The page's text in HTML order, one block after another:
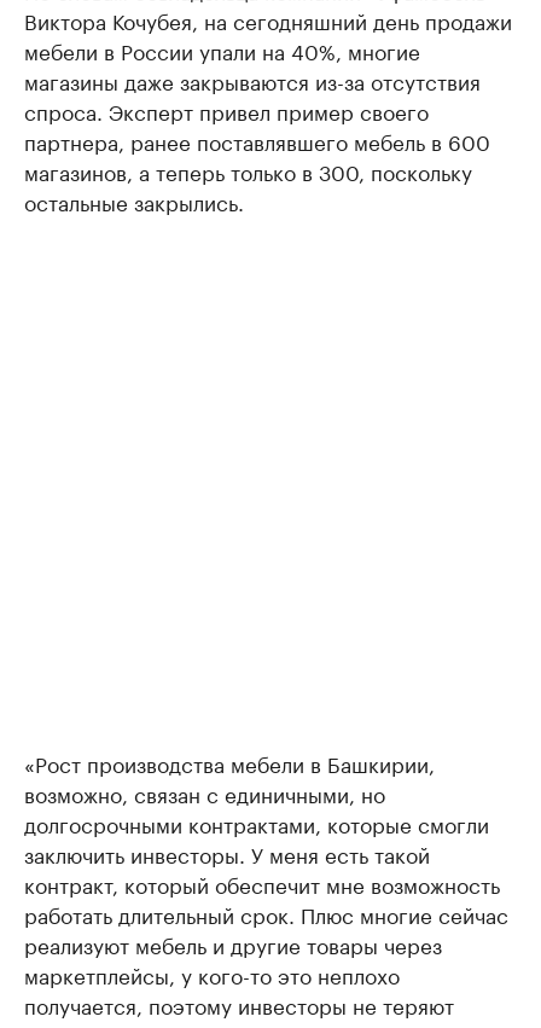
Виктора Кочубея, на сегодняшний день продажи
мебели в России упали на 40%, многие
магазины даже закрываются из-за отсутствия
спроса. Эксперт привел пример своего
партнера, ранее поставлявшего мебель в 600
магазинов, а теперь только в 300, поскольку
остальные закрылись.
«Рост производства мебели в Башкирии,
возможно, связан с единичными, но
долгосрочными контрактами, которые смогли
заключить инвесторы. У меня есть такой
контракт, который обеспечит мне возможность
работать длительный срок. Плюс многие сейчас
реализуют мебель и другие товары через
маркетплейсы, у кого-то это неплохо
получается, поэтому инвесторы не теряют